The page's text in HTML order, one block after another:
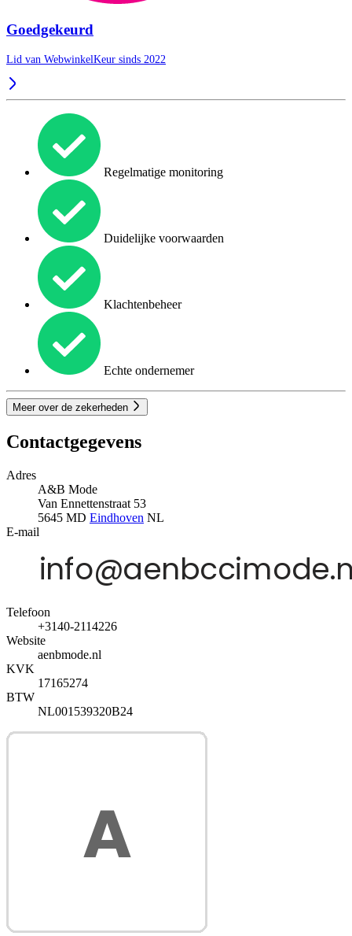
Goedgekeurd
Lid van WebwinkelKeur sinds 2022
Regelmatige monitoring
Duidelijke voorwaarden
Klachtenbeheer
Echte ondernemer
Meer over de zekerheden
Contactgegevens
Adres
A&B Mode
Van Ennettenstraat 53
5645 MD Eindhoven NL
E-mail
Telefoon
+3140-2114226
Website
aenbmode.nl
KVK
17165274
BTW
NL001539320B24